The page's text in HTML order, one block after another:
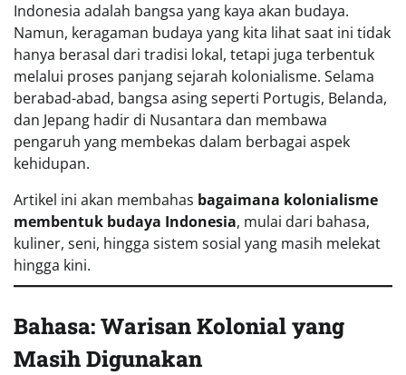
Indonesia adalah bangsa yang kaya akan budaya.
Namun, keragaman budaya yang kita lihat saat ini tidak
hanya berasal dari tradisi lokal, tetapi juga terbentuk
melalui proses panjang sejarah kolonialisme. Selama
berabad-abad, bangsa asing seperti Portugis, Belanda,
dan Jepang hadir di Nusantara dan membawa
pengaruh yang membekas dalam berbagai aspek
kehidupan.
Artikel ini akan membahas bagaimana kolonialisme
membentuk budaya Indonesia, mulai dari bahasa,
kuliner, seni, hingga sistem sosial yang masih melekat
hingga kini.
Bahasa: Warisan Kolonial yang
Masih Digunakan